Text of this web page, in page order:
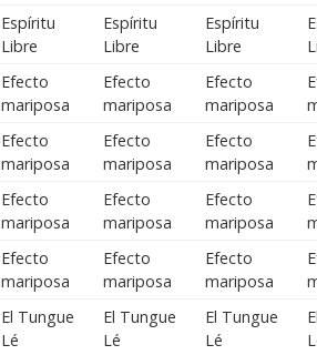
Espíritu
Libre
Espíritu
Libre
Espíritu
Libre
Efecto
mariposa
Efecto
mariposa
Efecto
mariposa
Efecto
mariposa
Efecto
mariposa
Efecto
mariposa
Efecto
mariposa
Efecto
mariposa
Efecto
mariposa
Efecto
mariposa
Efecto
mariposa
Efecto
mariposa
El Tungue
Lé
El Tungue
Lé
El Tungue
Lé